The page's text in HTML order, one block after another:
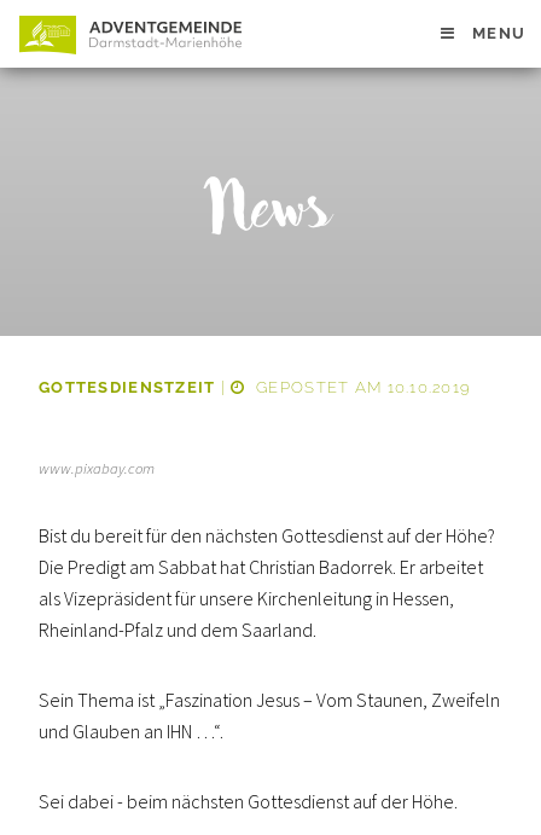
MENU
News
GOTTESDIENSTZEIT | GEPOSTET AM 10.10.2019
www.pixabay.com
Bist du bereit für den nächsten Gottesdienst auf der Höhe?
Die Predigt am Sabbat hat Christian Badorrek. Er arbeitet
als Vizepräsident für unsere Kirchenleitung in Hessen,
Rheinland-Pfalz und dem Saarland.
Sein Thema ist „Faszination Jesus – Vom Staunen, Zweifeln
und Glauben an IHN …“.
Sei dabei - beim nächsten Gottesdienst auf der Höhe.